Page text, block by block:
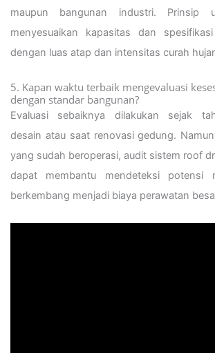
maupun bangunan industri. Prinsip
menyesuaikan kapasitas dan
dengan luas atap dan intensitas curah
5. Kapan waktu terbaik mengevaluasi
dengan standar bangunan?
Evaluasi sebaiknya dilakukan sejak
desain atau saat renovasi gedung.
yang sudah beroperasi, audit sistem roof
dapat membantu mendeteksi potensi
berkembang menjadi biaya perawatan